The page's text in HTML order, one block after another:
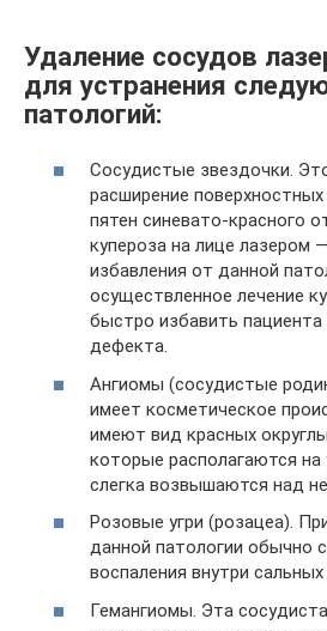
Удаление сосудов
для устранения
патологий:
Сосудистые звездочки.
расширение
пятен синевато-красного
купероза на лице лазером
избавления от данной
осуществленное лечение
быстро избавить пациента
дефекта.
Ангиомы (сосудистые
имеет косметическое
имеют вид красных
которые располагаются на
слегка возвышаются над
Розовые угри (розацеа).
данной патологии обычно
воспаления внутри
Гемангиомы. Эта